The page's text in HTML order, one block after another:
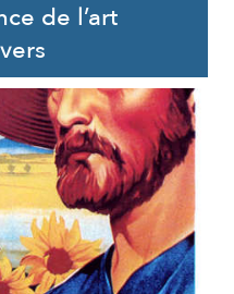
de l’art